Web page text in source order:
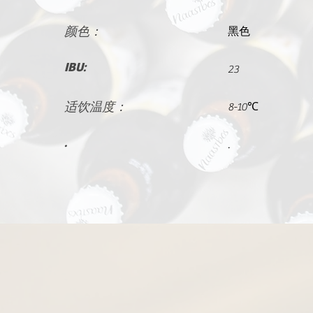
颜色： 黑色
IBU: 23
适饮温度： 8-10℃
. .